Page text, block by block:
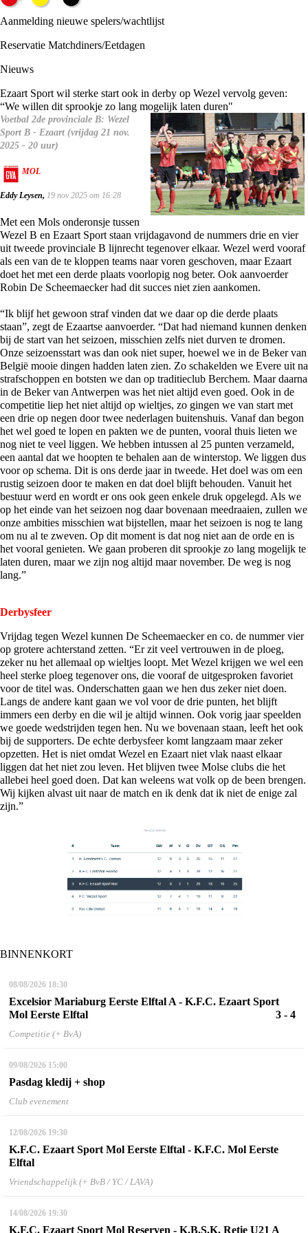
Aanmelding nieuwe spelers/wachtlijst
Reservatie Matchdiners/Eetdagen
Nieuws
Ezaart Sport wil sterke start ook in derby op Wezel vervolg geven:
“We willen dit sprookje zo lang mogelijk laten duren"
Voetbal 2de provinciale B: Wezel
Sport B - Ezaart (vrijdag 21 nov.
2025 - 20 uur)
MOL
Eddy Leysen, 19 nov 2025 om 16:28
Met een Mols onderonsje tussen
Wezel B en Ezaart Sport staan vrijdagavond de nummers drie en vier
uit tweede provinciale B lijnrecht tegenover elkaar. Wezel werd vooraf
als een van de te kloppen teams naar voren geschoven, maar Ezaart
doet het met een derde plaats voorlopig nog beter. Ook aanvoerder
Robin De Scheemaecker had dit succes niet zien aankomen.
“Ik blijf het gewoon straf vinden dat we daar op die derde plaats
staan”, zegt de Ezaartse aanvoerder. “Dat had niemand kunnen denken
bij de start van het seizoen, misschien zelfs niet durven te dromen.
Onze seizoensstart was dan ook niet super, hoewel we in de Beker van
België mooie dingen hadden laten zien. Zo schakelden we Evere uit na
strafschoppen en botsten we dan op traditieclub Berchem. Maar daarna
in de Beker van Antwerpen was het niet altijd even goed. Ook in de
competitie liep het niet altijd op wieltjes, zo gingen we van start met
een drie op negen door twee nederlagen buitenshuis. Vanaf dan begon
het wel goed te lopen en pakten we de punten, vooral thuis lieten we
nog niet te veel liggen. We hebben intussen al 25 punten verzameld,
een aantal dat we hoopten te behalen aan de winterstop. We liggen dus
voor op schema. Dit is ons derde jaar in tweede. Het doel was om een
rustig seizoen door te maken en dat doel blijft behouden. Vanuit het
bestuur werd en wordt er ons ook geen enkele druk opgelegd. Als we
op het einde van het seizoen nog daar bovenaan meedraaien, zullen we
onze ambities misschien wat bijstellen, maar het seizoen is nog te lang
om nu al te zweven. Op dit moment is dat nog niet aan de orde en is
het vooral genieten. We gaan proberen dit sprookje zo lang mogelijk te
laten duren, maar we zijn nog altijd maar november. De weg is nog
lang.”
Derbysfeer
Vrijdag tegen Wezel kunnen De Scheemaecker en co. de nummer vier
op grotere achterstand zetten. “Er zit veel vertrouwen in de ploeg,
zeker nu het allemaal op wieltjes loopt. Met Wezel krijgen we wel een
heel sterke ploeg tegenover ons, die vooraf de uitgesproken favoriet
voor de titel was. Onderschatten gaan we hen dus zeker niet doen.
Langs de andere kant gaan we vol voor de drie punten, het blijft
immers een derby en die wil je altijd winnen. Ook vorig jaar speelden
we goede wedstrijden tegen hen. Nu we bovenaan staan, leeft het ook
bij de supporters. De echte derbysfeer komt langzaam maar zeker
opzetten. Het is niet omdat Wezel en Ezaart niet vlak naast elkaar
liggen dat het niet zou leven. Het blijven twee Molse clubs die het
allebei heel goed doen. Dat kan weleens wat volk op de been brengen.
Wij kijken alvast uit naar de match en ik denk dat ik niet de enige zal
zijn.”
BINNENKORT
08/08/2026 18:30
Excelsior Mariaburg Eerste Elftal A - K.F.C. Ezaart Sport
Mol Eerste Elftal
3 - 4
Competitie (+ BvA)
09/08/2026 15:00
Pasdag kledij + shop
Club evenement
12/08/2026 19:30
K.F.C. Ezaart Sport Mol Eerste Elftal - K.F.C. Mol Eerste
Elftal
Vriendschappelijk (+ BvB / YC / LAVA)
14/08/2026 19:30
K.F.C. Ezaart Sport Mol Reserven - K.B.S.K. Retie U21 A